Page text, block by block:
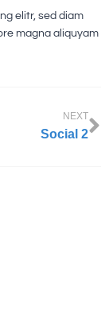
elitr, sed diam
magna aliquyam
NEXT
Social 2